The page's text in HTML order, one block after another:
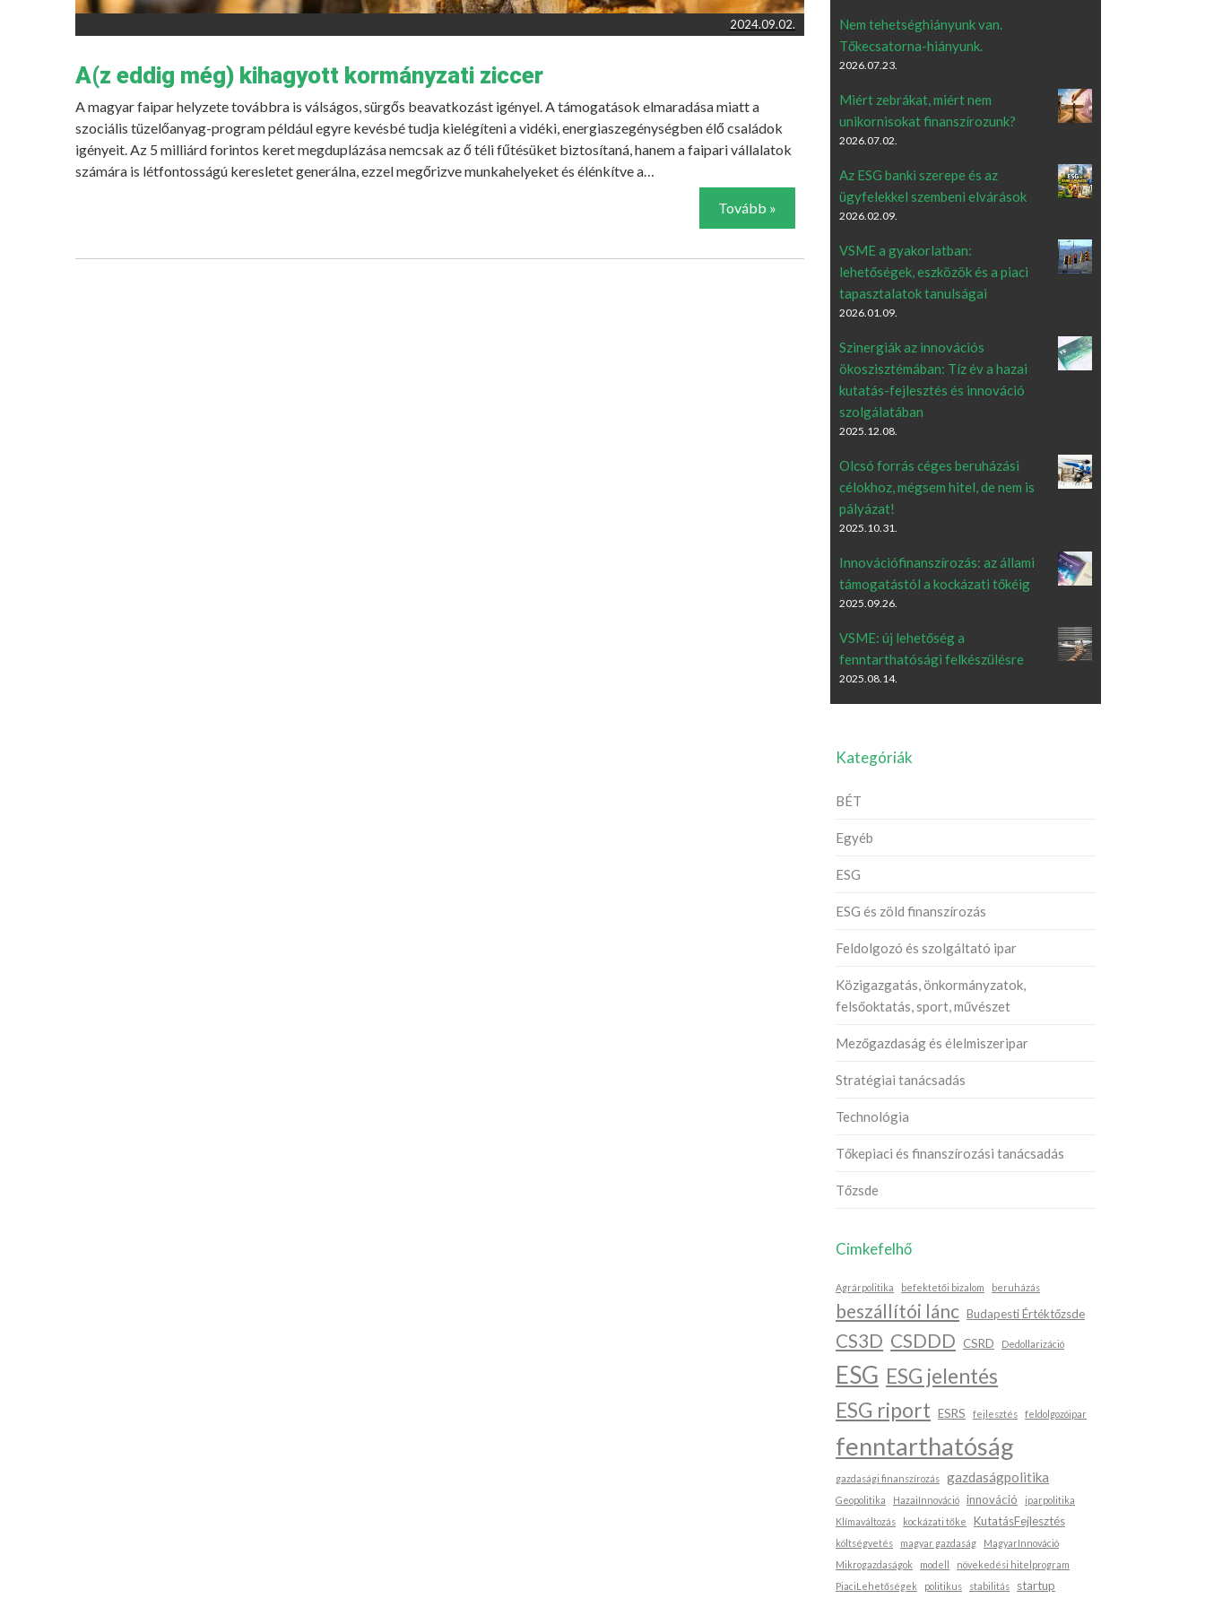
2024.09.02.
A(z eddig még) kihagyott kormányzati ziccer
A magyar faipar helyzete továbbra is válságos, sürgős beavatkozást igényel. A támogatások elmaradása miatt a
szociális tüzelőanyag-program például egyre kevésbé tudja kielégíteni a vidéki, energiaszegénységben élő családok
igényeit. Az 5 milliárd forintos keret megduplázása nemcsak az ő téli fűtésüket biztosítaná, hanem a faipari vállalatok
számára is létfontosságú keresletet generálna, ezzel megőrizve munkahelyeket és élénkítve a…
Tovább »
Nem tehetséghiányunk van.
Tőkecsatorna-hiányunk.
2026.07.23.
Miért zebrákat, miért nem
unikornisokat finanszírozunk?
2026.07.02.
Az ESG banki szerepe és az
ügyfelekkel szembeni elvárások
2026.02.09.
VSME a gyakorlatban:
lehetőségek, eszközök és a piaci
tapasztalatok tanulságai
2026.01.09.
Szinergiák az innovációs
ökoszisztémában: Tíz év a hazai
kutatás-fejlesztés és innováció
szolgálatában
2025.12.08.
Olcsó forrás céges beruházási
célokhoz, mégsem hitel, de nem is
pályázat!
2025.10.31.
Innovációfinanszírozás: az állami
támogatástól a kockázati tőkéig
2025.09.26.
VSME: új lehetőség a
fenntarthatósági felkészülésre
2025.08.14.
Kategóriák
BÉT
Egyéb
ESG
ESG és zöld finanszírozás
Feldolgozó és szolgáltató ipar
Közigazgatás, önkormányzatok,
felsőoktatás, sport, művészet
Mezőgazdaság és élelmiszeripar
Stratégiai tanácsadás
Technológia
Tőkepiaci és finanszírozási tanácsadás
Tőzsde
Cimkefelhő
Agrárpolitika befektetői bizalom beruházás
beszállítói lánc Budapesti Értéktőzsde
CS3D CSDDD CSRD Dedollarizáció
ESG ESG jelentés
ESG riport ESRS fejlesztés feldolgozóipar
fenntarthatóság
gazdasági finanszírozás gazdaságpolitika
Geopolitika HazaiInnováció innováció
iparpolitika
Klímaváltozás
kockázati tőke KutatásFejlesztés
költségvetés magyar gazdaság
MagyarInnováció
Mikrogazdaságok
modell
növekedési hitelprogram
PiaciLehetőségek
politikus stabilitás startup